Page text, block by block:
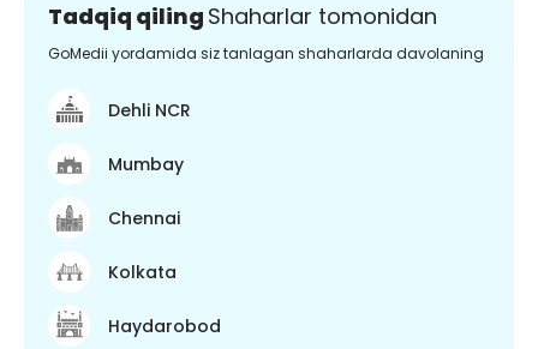
Tadqiq qiling Shaharlar tomonidan
GoMedii yordamida siz tanlagan shaharlarda davolaning
Dehli NCR
Mumbay
Chennai
Kolkata
Haydarobod